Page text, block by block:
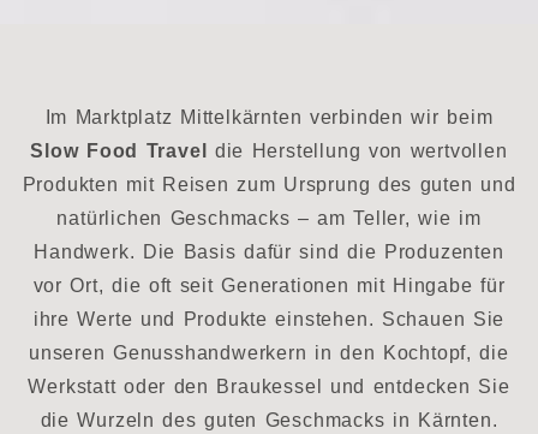
Im Marktplatz Mittelkärnten verbinden wir beim
Slow Food Travel
die Herstellung von wertvollen
Produkten mit Reisen zum Ursprung des guten und
natürlichen Geschmacks – am Teller, wie im
Handwerk. Die Basis dafür sind die Produzenten
vor Ort, die oft seit Generationen mit Hingabe für
ihre Werte und Produkte einstehen. Schauen Sie
unseren Genusshandwerkern in den Kochtopf, die
Werkstatt oder den Braukessel und entdecken Sie
die Wurzeln des guten Geschmacks in Kärnten.